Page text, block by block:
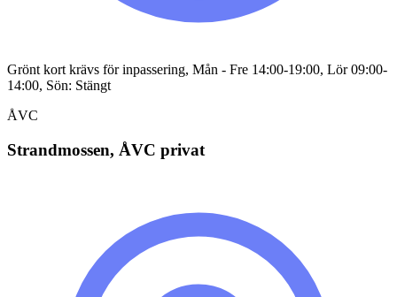
Grönt kort krävs för inpassering, Mån - Fre 14:00-19:00, Lör 09:00-
14:00, Sön: Stängt
ÅVC
Strandmossen, ÅVC privat